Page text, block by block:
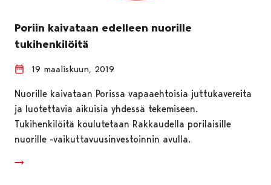
Poriin kaivataan edelleen nuorille
tukihenkilöitä
19 maaliskuun, 2019
Nuorille kaivataan Porissa vapaaehtoisia juttukavereita
ja luotettavia aikuisia yhdessä tekemiseen.
Tukihenkilöitä koulutetaan Rakkaudella porilaisille
nuorille -vaikuttavuusinvestoinnin avulla.